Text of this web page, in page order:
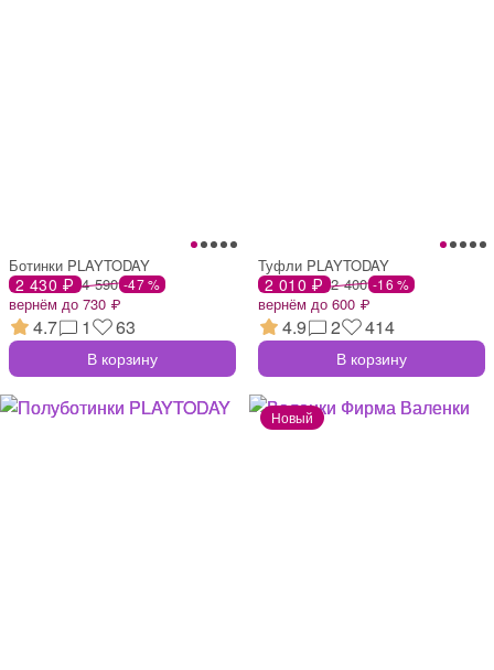
Ботинки PLAYTODAY
2 430 ₽ 4 590 -47 %
вернём до 730 ₽
4.7 1 63
В корзину
Туфли PLAYTODAY
2 010 ₽ 2 400 -16 %
вернём до 600 ₽
4.9 2 414
В корзину